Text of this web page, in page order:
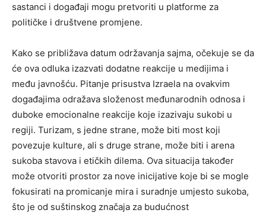
sastanci i događaji mogu pretvoriti u platforme za
političke i društvene promjene.
Kako se približava datum održavanja sajma, očekuje se da
će ova odluka izazvati dodatne reakcije u medijima i
među javnošću. Pitanje prisustva Izraela na ovakvim
događajima odražava složenost međunarodnih odnosa i
duboke emocionalne reakcije koje izazivaju sukobi u
regiji. Turizam, s jedne strane, može biti most koji
povezuje kulture, ali s druge strane, može biti i arena
sukoba stavova i etičkih dilema. Ova situacija također
može otvoriti prostor za nove inicijative koje bi se mogle
fokusirati na promicanje mira i suradnje umjesto sukoba,
što je od suštinskog značaja za budućnost